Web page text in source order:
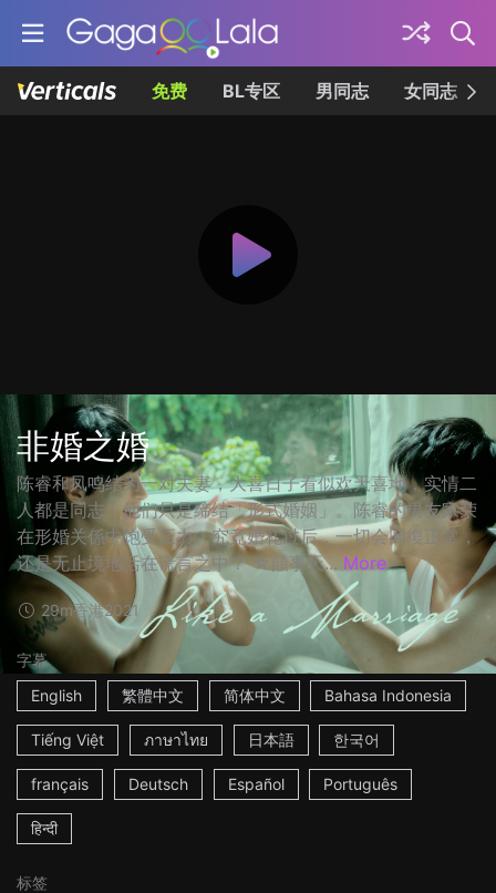
免费 BL专区 男同志 女同志
非婚之婚
陈睿和凤鸣结为一对夫妻，大喜日子看似欢天喜地，实情二
人都是同志，他们只是缔结「形式婚姻」。陈睿的男友家荣
在形婚关係中饱受压力。究竟婚礼过后，一切会回復正常，
还是无止境地活在谎言之中？ ☆囍事天... More
29m香港2021
字幕
English
繁體中文 简体中文 Bahasa Indonesia
Tiếng Việt ภาษาไทย 日本語 한국어
français Deutsch Español Português
हिन्दी
标签